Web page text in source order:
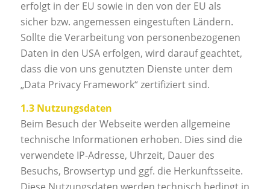
erfolgt in der EU sowie in den von der EU als
sicher bzw. angemessen eingestuften Ländern.
Sollte die Verarbeitung von personenbezogenen
Daten in den USA erfolgen, wird darauf geachtet,
dass die von uns genutzten Dienste unter dem
„Data Privacy Framework“ zertifiziert sind.
1.3 Nutzungsdaten
Beim Besuch der Webseite werden allgemeine
technische Informationen erhoben. Dies sind die
verwendete IP-Adresse, Uhrzeit, Dauer des
Besuchs, Browsertyp und ggf. die Herkunftsseite.